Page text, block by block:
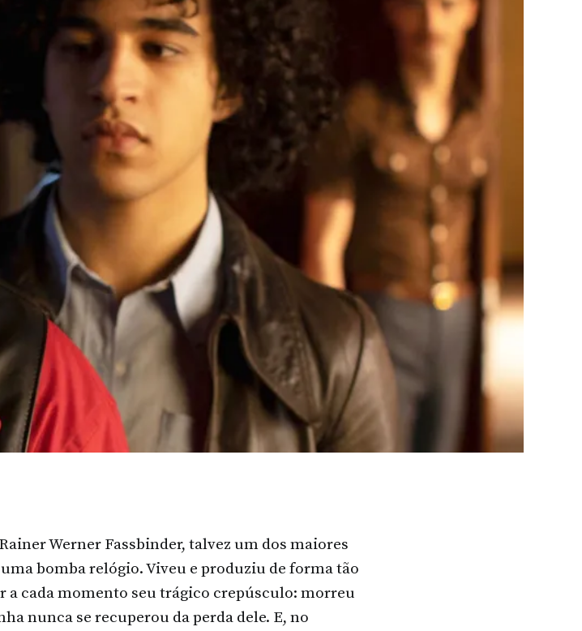
Werner Fassbinder, talvez um dos maiores
bomba relógio. Viveu e produziu de forma tão
cada momento seu trágico crepúsculo: morreu
nunca se recuperou da perda dele. E, no